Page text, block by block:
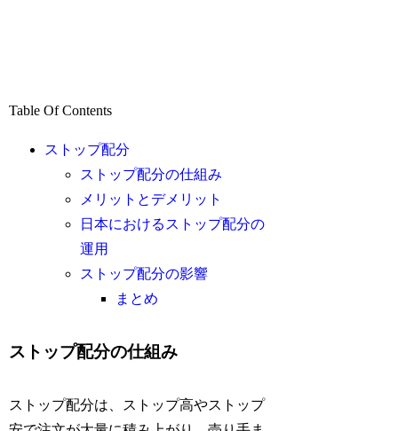
Table Of Contents
ストップ配分
ストップ配分の仕組み
メリットとデメリット
日本におけるストップ配分の
運用
ストップ配分の影響
まとめ
ストップ配分の仕組み
ストップ配分は、ストップ高やストップ